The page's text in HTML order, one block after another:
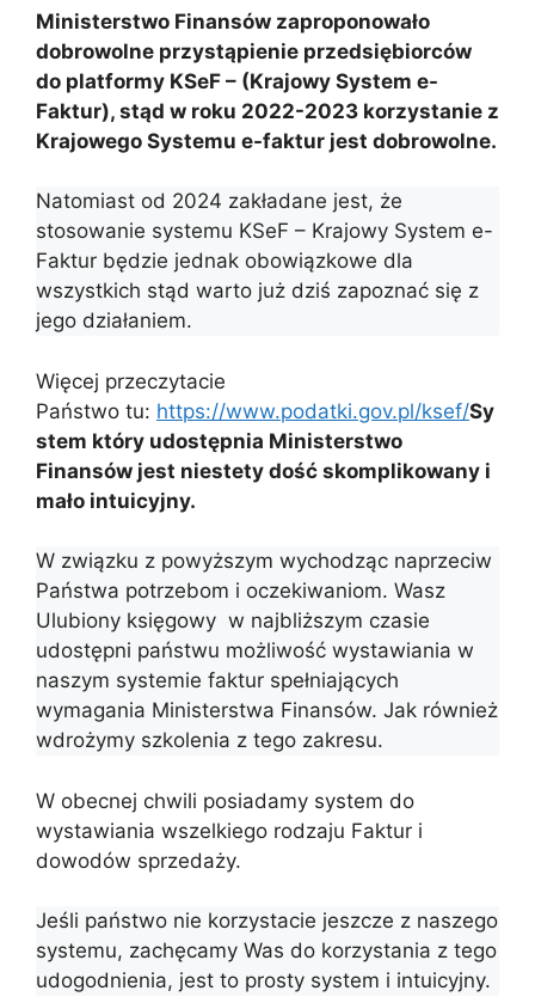
Ministerstwo Finansów zaproponowało
dobrowolne przystąpienie przedsiębiorców
do platformy KSeF – (Krajowy System e-
Faktur), stąd w roku 2022-2023 korzystanie z
Krajowego Systemu e-faktur jest dobrowolne.
Natomiast od 2024 zakładane jest, że
stosowanie systemu KSeF – Krajowy System e-
Faktur będzie jednak obowiązkowe dla
wszystkich stąd warto już dziś zapoznać się z
jego działaniem.
Więcej przeczytacie
Państwo tu: https://www.podatki.gov.pl/ksef/Sy
stem który udostępnia Ministerstwo
Finansów jest niestety dość skomplikowany i
mało intuicyjny.
W związku z powyższym wychodząc naprzeciw
Państwa potrzebom i oczekiwaniom. Wasz
Ulubiony księgowy w najbliższym czasie
udostępni państwu możliwość wystawiania w
naszym systemie faktur spełniających
wymagania Ministerstwa Finansów. Jak również
wdrożymy szkolenia z tego zakresu.
W obecnej chwili posiadamy system do
wystawiania wszelkiego rodzaju Faktur i
dowodów sprzedaży.
Jeśli państwo nie korzystacie jeszcze z naszego
systemu, zachęcamy Was do korzystania z tego
udogodnienia, jest to prosty system i intuicyjny.